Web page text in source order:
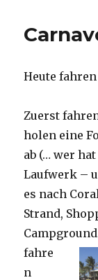
Heute
Zuerst
holen eine
ab (… wer
Laufwerk –
es nach
Strand,
fahre
n